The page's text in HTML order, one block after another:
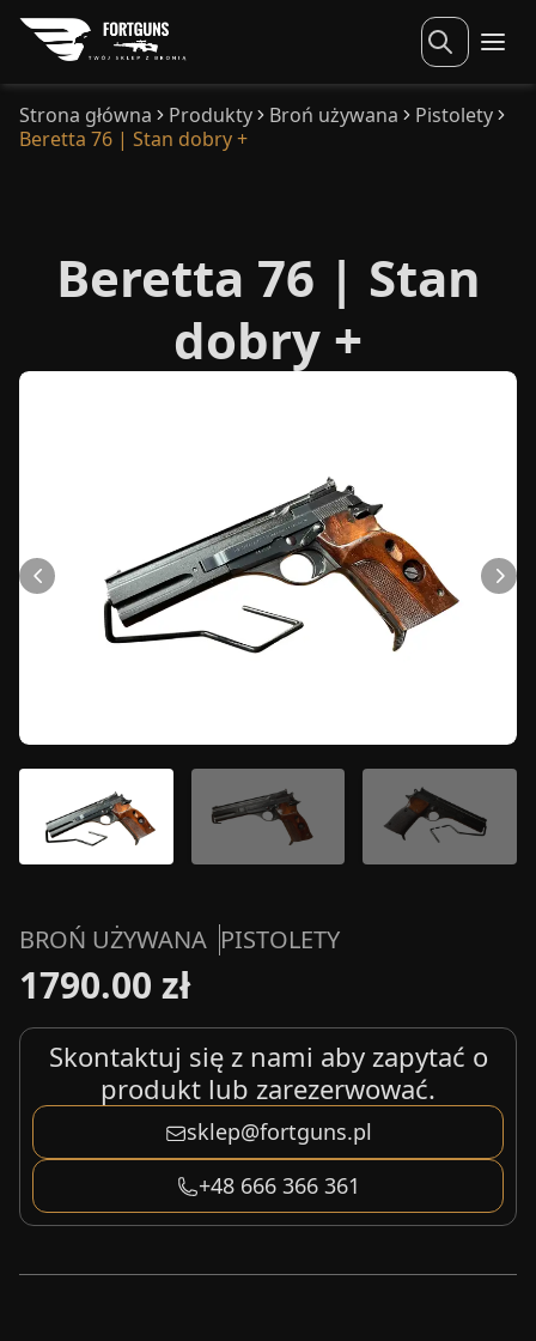
Strona główna Produkty Broń używana
Pistolety
Beretta 76 | Stan dobry +
Beretta 76 | Stan
dobry +
BROŃ UŻYWANA PISTOLETY
1790.00 zł
Skontaktuj się z nami aby zapytać o
produkt lub zarezerwować.
sklep@fortguns.pl
+48 666 366 361